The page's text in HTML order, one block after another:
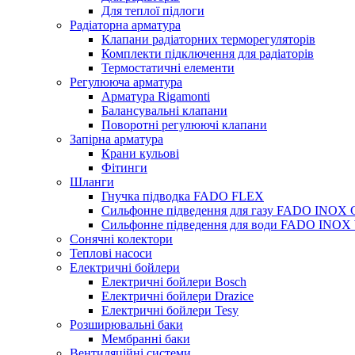
Для теплої підлоги
Радіаторна арматура
Клапани радіаторних терморегуляторів
Комплекти підключення для радіаторів
Термостатичні елементи
Регулююча арматура
Арматура Rigamonti
Балансувальні клапани
Поворотні регулюючі клапани
Запірна арматура
Крани кульові
Фітинги
Шланги
Гнучка підводка FADO FLEX
Сильфонне підведення для газу FADO INOX
Сильфонне підведення для води FADO INOX
Сонячні колектори
Теплові насоси
Електричні бойлери
Електричні бойлери Bosch
Електричні бойлери Drazice
Електричні бойлери Tesy
Розширювальні баки
Мембранні баки